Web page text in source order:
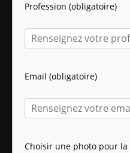
Profession (obligatoire)
Email (obligatoire)
Choisir une photo pour